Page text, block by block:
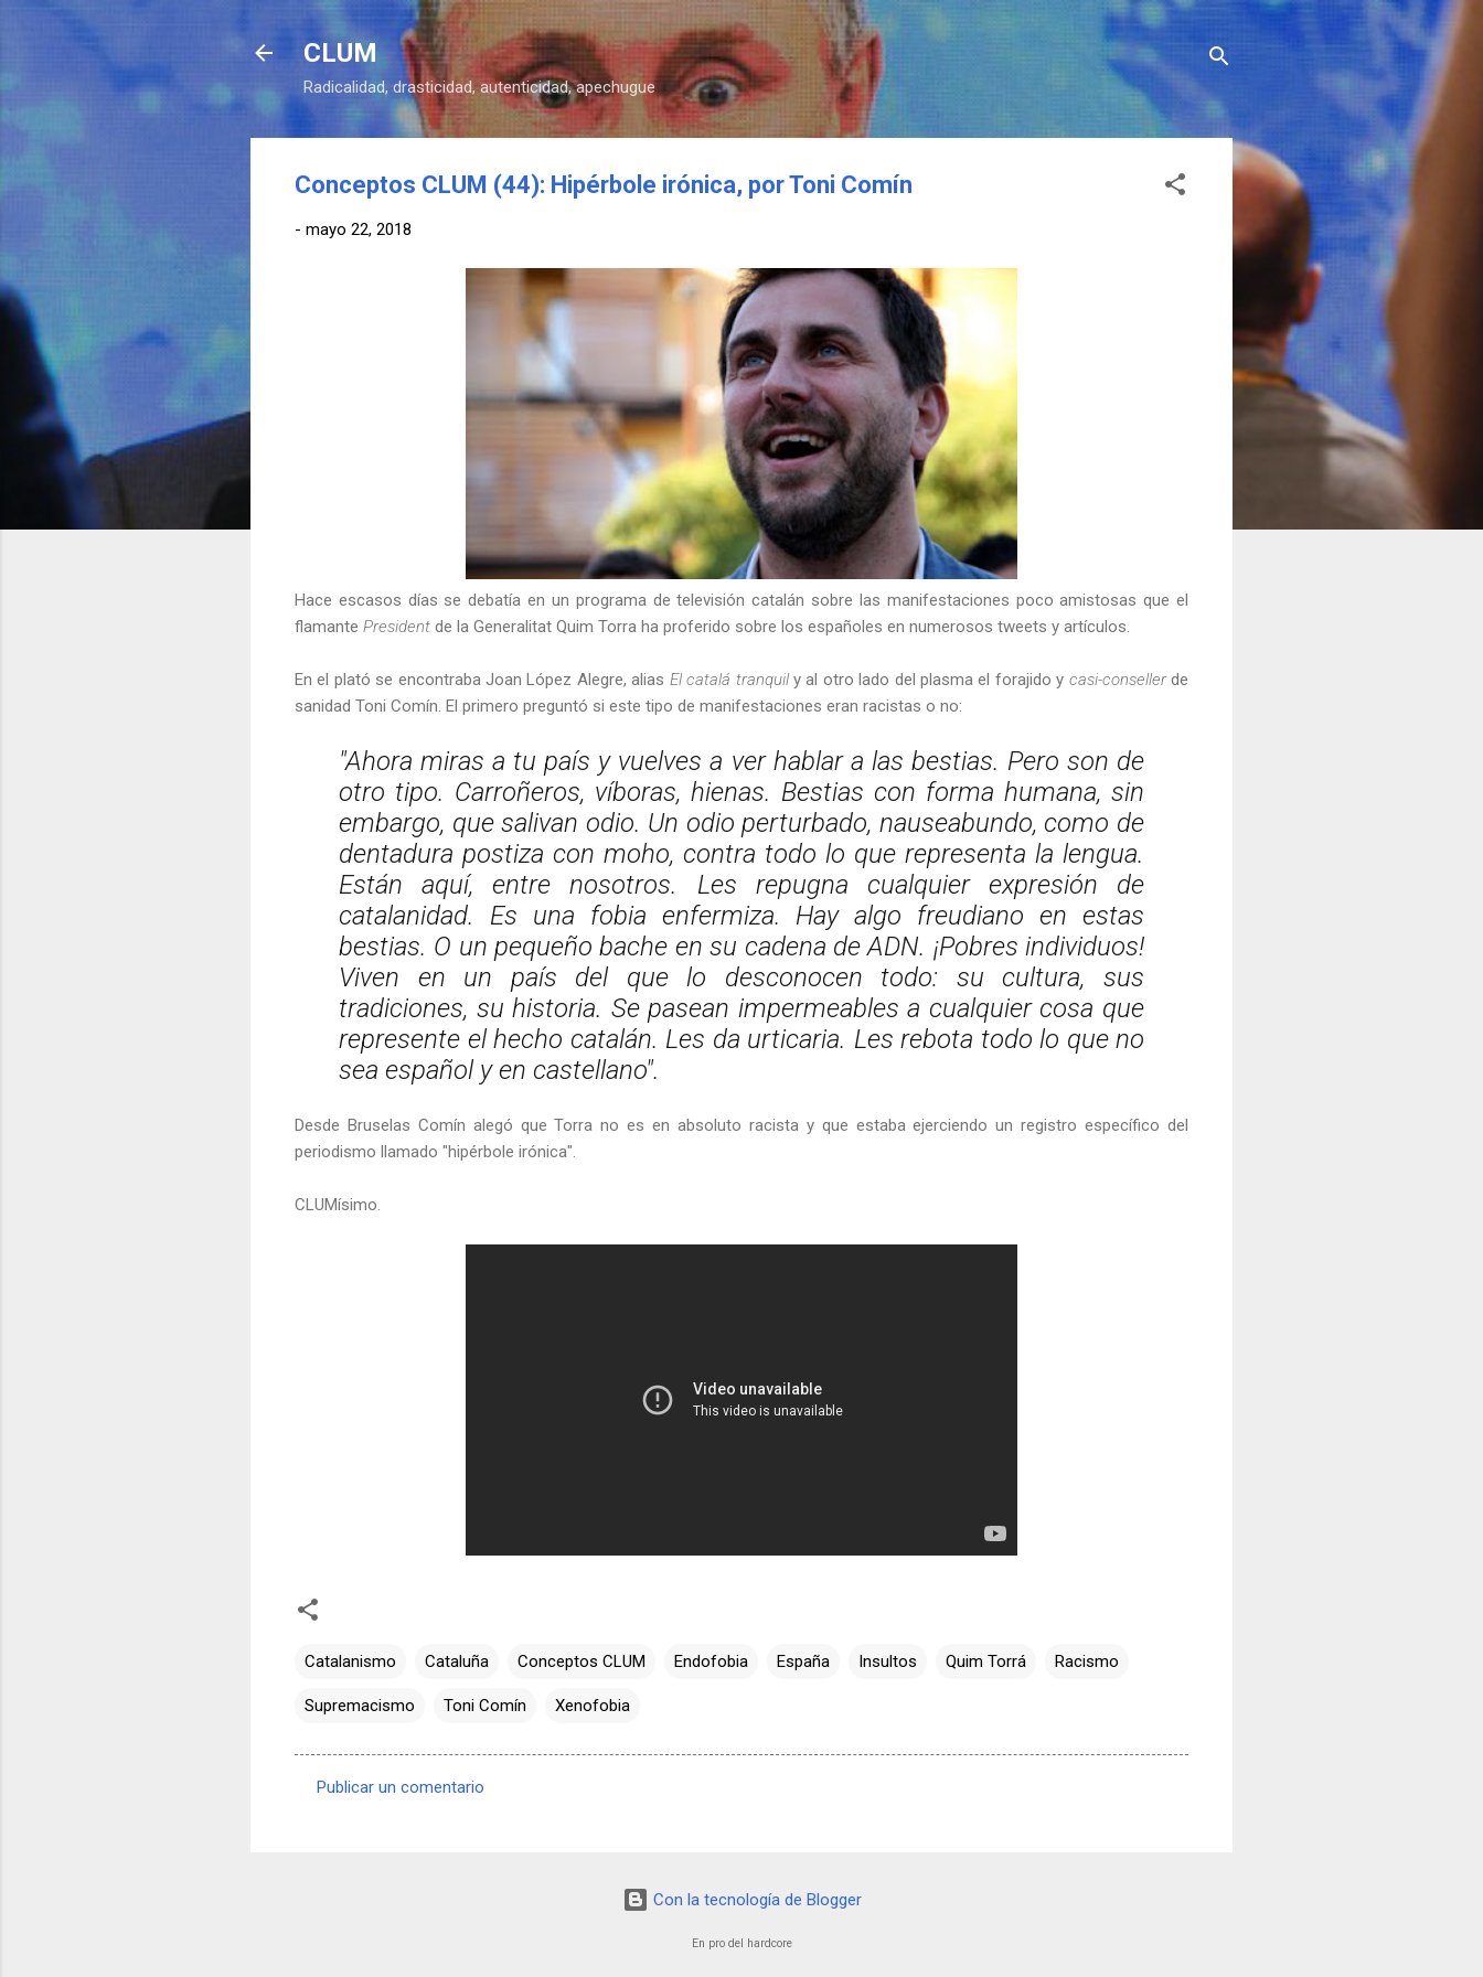
Ir al contenido principal
CLUM
Radicalidad, drasticidad, autenticidad, apechugue
Conceptos CLUM (44): Hipérbole irónica, por Toni Comín
- mayo 22, 2018
Hace escasos días se debatía en un programa de televisión catalán sobre las manifestaciones poco amistosas que el
flamante President de la Generalitat Quim Torra ha proferido sobre los españoles en numerosos tweets y artículos.
En el plató se encontraba Joan López Alegre, alias El catalá tranquily al otro lado del plasma el forajido y casi-consellerde
sanidad Toni Comín. El primero preguntó si este tipo de manifestaciones eran racistas o no:
"Ahora miras a tu país y vuelves a ver hablar a las bestias. Pero son de
otro tipo. Carroñeros, víboras, hienas. Bestias con forma humana, sin
embargo, que salivan odio. Un odio perturbado, nauseabundo, como de
dentadura postiza con moho, contra todo lo que representa la lengua.
Están aquí, entre nosotros. Les repugna cualquier expresión de
catalanidad. Es una fobia enfermiza. Hay algo freudiano en estas
bestias. O un pequeño bache en su cadena de ADN. ¡Pobres individuos!
Viven en un país del que lo desconocen todo: su cultura, sus
tradiciones, su historia. Se pasean impermeables a cualquier cosa que
represente el hecho catalán. Les da urticaria. Les rebota todo lo que no
sea español y en castellano".
Desde Bruselas Comín alegó que Torra no es en absoluto racista y que estaba ejerciendo un registro específico del
periodismo llamado "hipérbole irónica".
CLUMísimo.
Catalanismo Cataluña Conceptos CLUM Endofobia España Insultos Quim Torrá Racismo
Supremacismo Toni Comín Xenofobia
Publicar un comentario
Con la tecnología de Blogger
En pro del hardcore